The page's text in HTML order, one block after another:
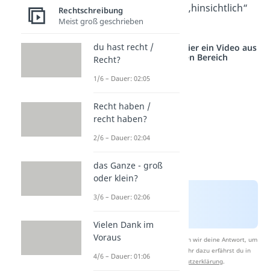
Hinblick auf“ oder „hinsichtlich“
nutzen.
Studyflix vernetzt: Hier ein Video aus
einem anderen Bereich
Nach Beantwortung speichern wir deine Antwort, um
Studyflix zu verbessern. Mehr dazu erfährst du in
unserer
Datenschutzerklärung.
Rechtschreibung
Meist groß geschrieben
du hast recht /
Recht?
1/6 – Dauer: 02:05
Recht haben /
recht haben?
2/6 – Dauer: 02:04
das Ganze - groß
oder klein?
3/6 – Dauer: 02:06
Vielen Dank im
Voraus
4/6 – Dauer: 01:06